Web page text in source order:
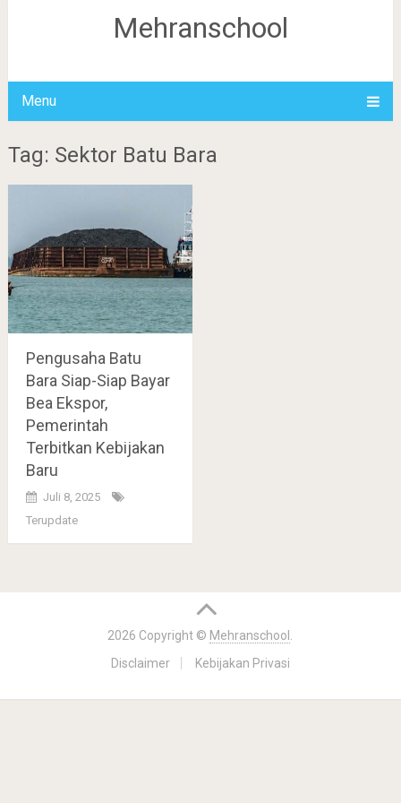
Mehranschool
Menu
Tag: Sektor Batu Bara
Pengusaha Batu
Bara Siap-Siap Bayar
Bea Ekspor,
Pemerintah
Terbitkan Kebijakan
Baru
Juli 8, 2025
Terupdate
2026 Copyright © Mehranschool
Disclaimer
Kebijakan Privasi